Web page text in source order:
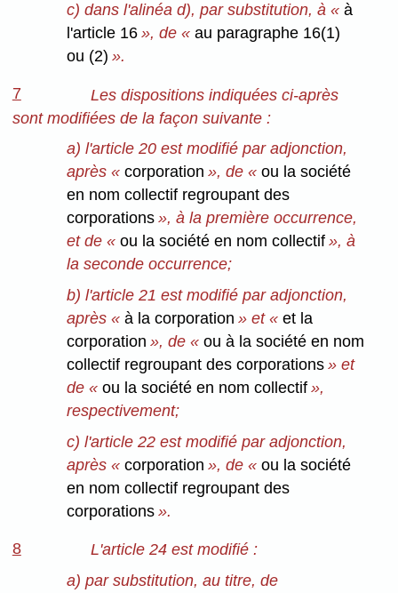
c) dans l'alinéa d), par substitution, à «à
l'article 16 », de «au paragraphe 16(1)
ou (2) ».
7
Les dispositions indiquées ci-après
sont modifiées de la façon suivante :
a) l'article 20 est modifié par adjonction,
après «corporation », de «ou la société
en nom collectif regroupant des
corporations », à la première occurrence,
et de «ou la société en nom collectif », à
la seconde occurrence;
b) l'article 21 est modifié par adjonction,
après «à la corporation » et «et la
corporation », de «ou à la société en nom
collectif regroupant des corporations » et
de «ou la société en nom collectif »,
respectivement;
c) l'article 22 est modifié par adjonction,
après «corporation », de «ou la société
en nom collectif regroupant des
corporations ».
8
L'article 24 est modifié :
a) par substitution, au titre, de